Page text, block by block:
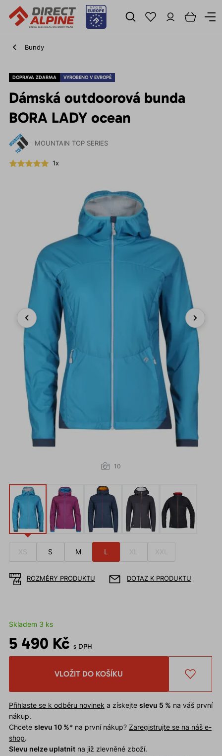
Bundy
DOPRAVA ZDARMA VYROBENO V EVROPĚ
Dámská outdoorová bunda
BORA LADY ocean
MOUNTAIN TOP SERIES
1x
Previous Next
10
XS S M L XL XXL
ROZMĚRY PRODUKTU DOTAZ K PRODUKTU
Skladem 3 ks
5 490 Kč s DPH
VLOŽIT DO KOŠÍKU
Přihlaste se k odběru novinek a získejte slevu 5 % na váš první
nákup.
Chcete slevu 10 %* na první nákup? Zaregistrujte se na náš e-
shop.
Slevu nelze uplatnitna již zlevněné zboží.